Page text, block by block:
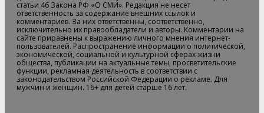
статьи 46 Закона РФ «О СМИ». Редакция не несет
ответственность за содержание внешних ссылок и
комментариев. За них ответственны, соответственно,
исключительно их правообладатели и авторы. Комментарии на
сайте приравнены к выражению личного мнения интернет-
пользователей. Распространение информации о политической,
экономической, социальной и культурной сферах жизни
общества, публикации на актуальные темы, просветительские
функции, рекламная деятельность в соответствии с
законодательством Российской Федерации о рекламе. Для
мужчин и женщин. 16+ для детей старше 16 лет.